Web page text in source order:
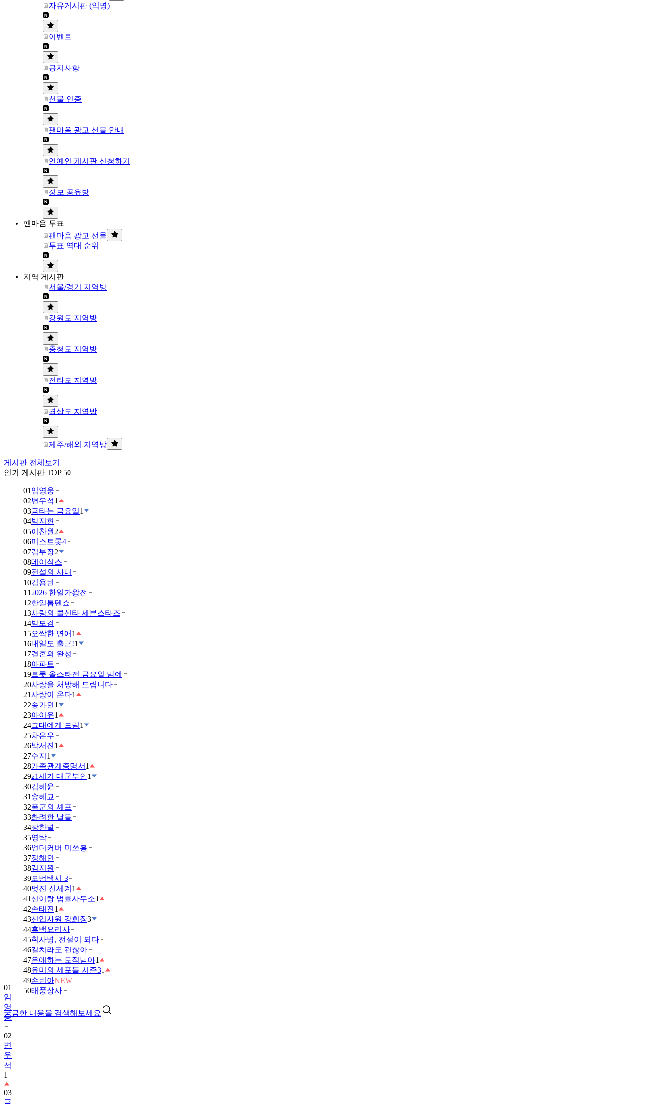
자유게시판 (익명)
이벤트
공지사항
선물 인증
팬마음 광고 선물 안내
연예인 게시판 신청하기
정보 공유방
팬마음 투표
팬마음 광고 선물
투표 역대 순위
지역 게시판
서울/경기 지역방
강원도 지역방
충청도 지역방
전라도 지역방
경상도 지역방
제주/해외 지역방
게시판 전체보기
인기 게시판 TOP 50
01 임영웅
02변우석1
03금타는 금요일1
04박지현
05이찬원 2
06미스트롯4
07김부장2
08데이식스
09전설의 사내
10김용빈
11 2026 한일가왕전
12한일톱텐쇼
13사랑의 콜센타 세븐스타즈
14박보검
15오싹한 연애 1
16내일도 출근!1
17결혼의 완성
18아파트
19트롯 올스타전 금요일 밤에
20사랑을 처방해 드립니다
21사랑이 온다1
22송가인1
23아이유1
24그대에게 드림1
25차은우
26박서진1
27수지 1
28가족관계증명서 1
2921세기 대군부인1
30김혜윤
31 송혜교
32폭군의 셰프
33화려한 날들
34장한별
35영탁
36언더커버 미쓰홍
37정해인
38김지원
39모범택시 3
40멋진 신세계 1
41 신이랑 법률사무소1
42손태진1
43신입사원 강회장3
44흑백요리사
45취사병, 전설이 되다
46길치라도 괜찮아
47은애하는 도적님아1
48유미의 세포들 시즌31
49손빈아NEW
50태풍상사
궁금한 내용을 검색해보세요
01
임
영
웅
02
변
우
석
1
03
금